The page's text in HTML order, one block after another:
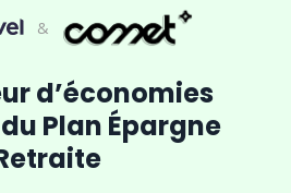
&
d’économies
Plan Épargne